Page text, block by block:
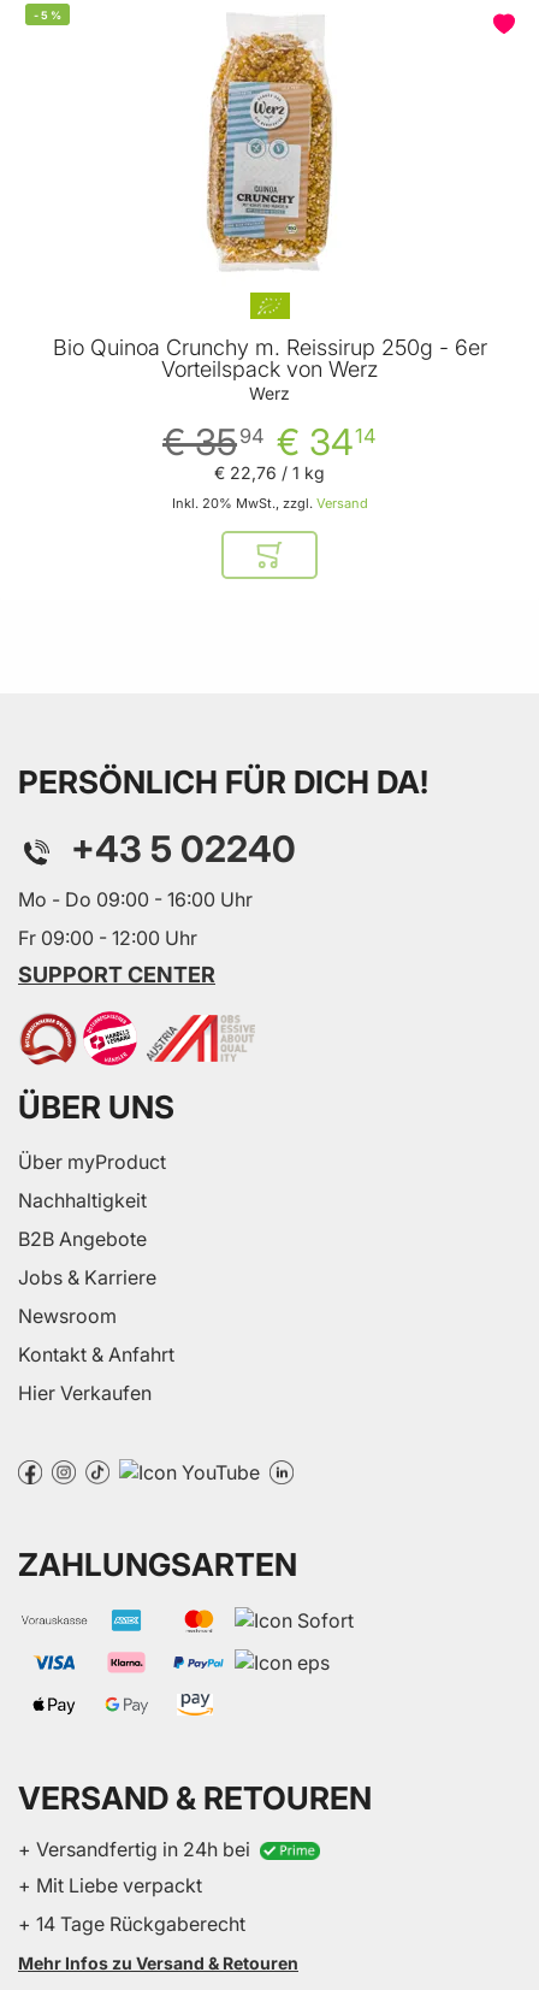
-5 %
Bio Quinoa Crunchy m. Reissirup 250g - 6er
Vorteilspack von Werz
Werz
€ 3414
€ 3594
Inkl. 20% MwSt., zzgl. Versand
€ 22,76 / 1 kg
In den Warenkorb
PERSÖNLICH FÜR DICH DA!
+43 5 02240
Mo - Do 09:00 - 16:00 Uhr
Fr 09:00 - 12:00 Uhr
SUPPORT CENTER
ÜBER UNS
Über myProduct
Nachhaltigkeit
B2B Angebote
Jobs & Karriere
Newsroom
Kontakt & Anfahrt
Hier Verkaufen
ZAHLUNGSARTEN
VERSAND & RETOUREN
+ Versandfertig in 24h bei
+ Mit Liebe verpackt
+ 14 Tage Rückgaberecht
Mehr Infos zu Versand & Retouren